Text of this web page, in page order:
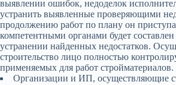
выявлении ошибок, недоделок
устранить выявленные проверяющими
продолжению работ по плану он
компетентными органами будет
устранении найденных недостатков.
строительство лицо полностью
применяемых для работ стройматериалов.
Организации и ИП, осуществляющие